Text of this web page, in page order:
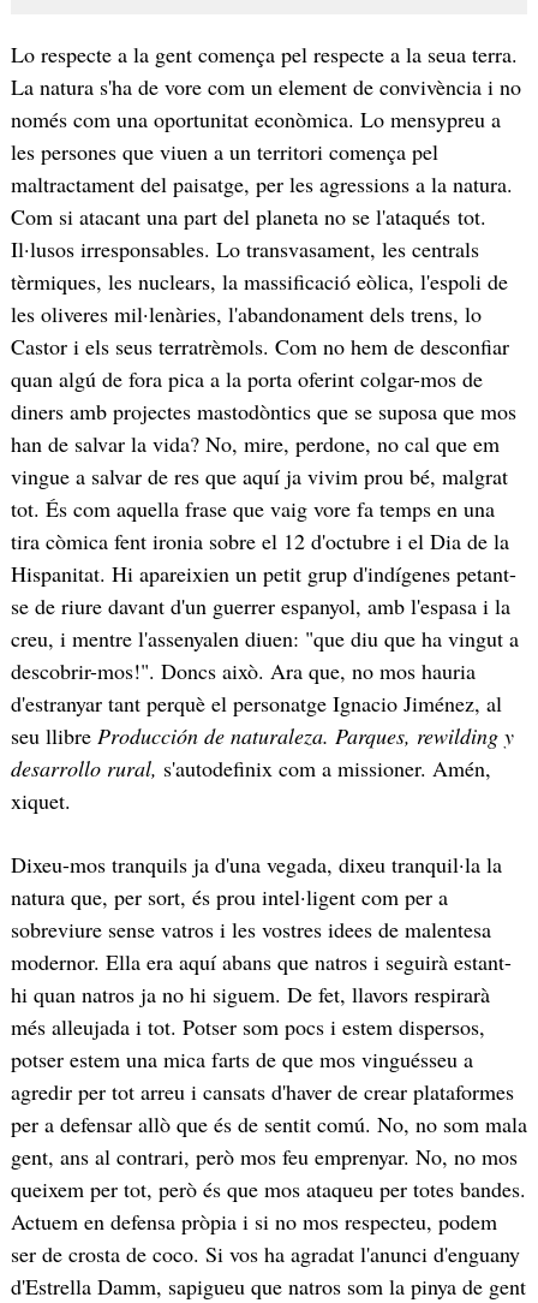
Lo respecte a la gent comença pel respecte a la seua terra.
La natura s'ha de vore com un element de convivència i no
només com una oportunitat econòmica. Lo mensypreu a
les persones que viuen a un territori comença pel
maltractament del paisatge, per les agressions a la natura.
Com si atacant una part del planeta no se l'ataqués tot.
Il·lusos irresponsables. Lo transvasament, les centrals
tèrmiques, les nuclears, la massificació eòlica, l'espoli de
les oliveres mil·lenàries, l'abandonament dels trens, lo
Castor i els seus terratrèmols. Com no hem de desconfiar
quan algú de fora pica a la porta oferint colgar-mos de
diners amb projectes mastodòntics que se suposa que mos
han de salvar la vida? No, mire, perdone, no cal que em
vingue a salvar de res que aquí ja vivim prou bé, malgrat
tot. És com aquella frase que vaig vore fa temps en una
tira còmica fent ironia sobre el 12 d'octubre i el Dia de la
Hispanitat. Hi apareixien un petit grup d'indígenes petant-
se de riure davant d'un guerrer espanyol, amb l'espasa i la
creu, i mentre l'assenyalen diuen: "que diu que ha vingut a
descobrir-mos!". Doncs això. Ara que, no mos hauria
d'estranyar tant perquè el personatge Ignacio Jiménez, al
seu llibreProducción de naturaleza. Parques, rewilding y
desarrollo rural, s'autodefinix com a missioner. Amén,
xiquet.
Dixeu-mos tranquils ja d'una vegada, dixeu tranquil·la la
natura que, per sort, és prou intel·ligent com per a
sobreviure sense vatros i les vostres idees de malentesa
modernor. Ella era aquí abans que natros i seguirà estant-
hi quan natros ja no hi siguem. De fet, llavors respirarà
més alleujada i tot. Potser som pocs i estem dispersos,
potser estem una mica farts de que mos vinguésseu a
agredir per tot arreu i cansats d'haver de crear plataformes
per a defensar allò que és de sentit comú. No, no som mala
gent, ans al contrari, però mos feu emprenyar. No, no mos
queixem per tot, però és que mos ataqueu per totes bandes.
Actuem en defensa pròpia i si no mos respecteu, podem
ser de crosta de coco. Si vos ha agradat l'anunci d'enguany
d'Estrella Damm, sapigueu que natros som la pinya de gent